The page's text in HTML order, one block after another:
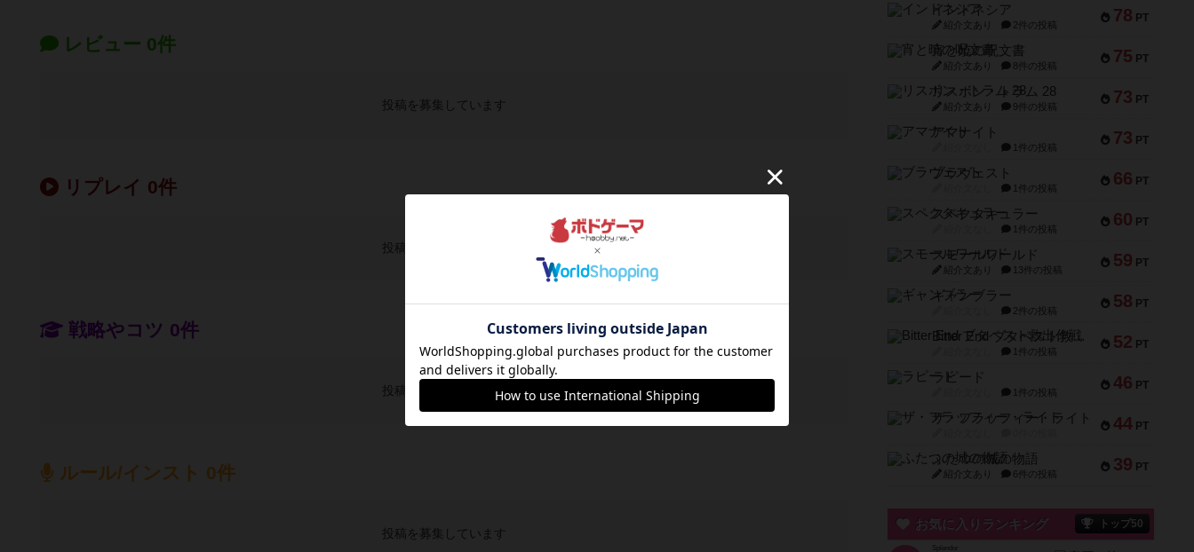
レビュー 0件
投稿を募集しています
リプレイ 0件
投稿を募集しています
戦略やコツ 0件
投稿を募集しています
ルール/インスト 0件
投稿を募集しています
78 PT
インドネシア
紹介文あり 2件の投稿
75 PT
宵と暁の呪文書
紹介文あり 8件の投稿
73 PT
リスボン・トラム 28
紹介文あり 9件の投稿
73 PT
アマナイト
1件の投稿
66 PT
ブラヴェスト
1件の投稿
60 PT
スペクタキュラー
1件の投稿
59 PT
スモールワールド
紹介文あり 13件の投稿
58 PT
ギャンブラー
2件の投稿
52 PT
Bitter End ブタペスト救出作戦
1件の投稿
46 PT
ラピード
1件の投稿
44 PT
ザ・フラッフィー・ライト
39 PT
ふたつの城の物語
紹介文あり 6件の投稿
お気に入りランキング トップ50